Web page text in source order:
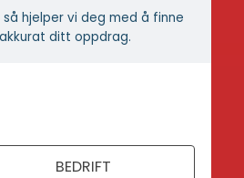
hjelper vi deg med å finne
ditt oppdrag.
BEDRIFT